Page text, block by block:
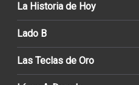
La Historia de Hoy
Lado B
Las Teclas de Oro